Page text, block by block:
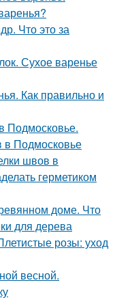
Что это за
Сухое варенье
Как правильно и
Подмосковье.
в Подмосковье
швов в
герметиком
доме. Что
для дерева
розы: уход
весной.